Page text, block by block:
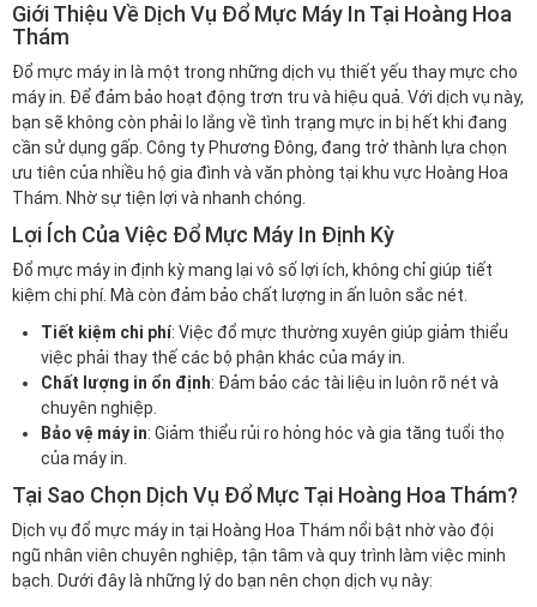
Giới Thiệu Về Dịch Vụ Đổ Mực Máy In Tại Hoàng Hoa
Thám
Đổ mực máy in là một trong những dịch vụ thiết yếu thay mực cho
máy in. Để đảm bảo hoạt động trơn tru và hiệu quả. Với dịch vụ này,
bạn sẽ không còn phải lo lắng về tình trạng mực in bị hết khi đang
cần sử dụng gấp. Công ty Phương Đông, đang trở thành lựa chọn
ưu tiên của nhiều hộ gia đình và văn phòng tại khu vực Hoàng Hoa
Thám. Nhờ sự tiện lợi và nhanh chóng.
Lợi Ích Của Việc Đổ Mực Máy In Định Kỳ
Đổ mực máy in định kỳ mang lại vô số lợi ích, không chỉ giúp tiết
kiệm chi phí. Mà còn đảm bảo chất lượng in ấn luôn sắc nét.
Tiết kiệm chi phí: Việc đổ mực thường xuyên giúp giảm thiểu
việc phải thay thế các bộ phận khác của máy in.
Chất lượng in ổn định: Đảm bảo các tài liệu in luôn rõ nét và
chuyên nghiệp.
Bảo vệ máy in: Giảm thiểu rủi ro hỏng hóc và gia tăng tuổi thọ
của máy in.
Tại Sao Chọn Dịch Vụ Đổ Mực Tại Hoàng Hoa Thám?
Dịch vụ đổ mực máy in tại Hoàng Hoa Thám nổi bật nhờ vào đội
ngũ nhân viên chuyên nghiệp, tận tâm và quy trình làm việc minh
bạch. Dưới đây là những lý do bạn nên chọn dịch vụ này: